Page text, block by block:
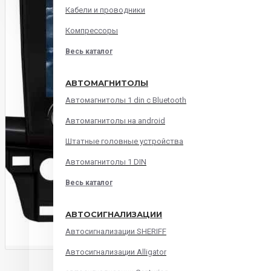
Кабели и проводники
Компрессоры
Весь каталог
АВТОМАГНИТОЛЫ
Автомагнитолы 1 din с Bluetooth
Автомагнитолы на android
Штатные головные устройства
Автомагнитолы 1 DIN
Весь каталог
АВТОСИГНАЛИЗАЦИИ
Автосигнализации SHERIFF
Автосигнализации Alligator